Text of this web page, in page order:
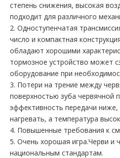
степень снижения, высокая
подходит для различного
2. Одноступенчатая
число и компактная
обладают хорошими
тормозное устройство может
оборудование при
3. Потери на трение между
поверхностью зуба червячной
эффективность передачи
нагревать, а температура
4. Повышенные требования к
5. Очень хорошая игра.Черви и
национальным стандартам.